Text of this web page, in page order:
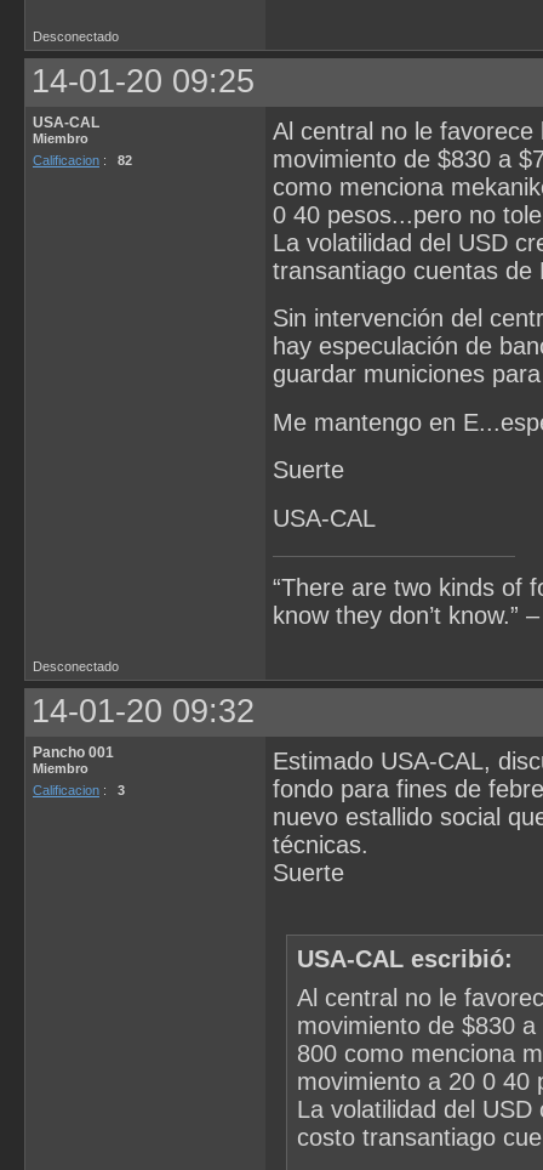
Desconectado
14-01-20 09:25
USA-CAL
Miembro
Calificacion : 82
Al central no le favorece
movimiento de $830 a
como menciona
0 40 pesos...pero no
La volatilidad del USD
transantiago cuentas de
Sin intervención del
hay especulación de
guardar municiones
Me mantengo en
Suerte
USA-CAL
“There are two kinds of
know they don’t know.”
Desconectado
14-01-20 09:32
Pancho 001
Miembro
Calificacion : 3
Estimado USA-CAL,
fondo para fines de
nuevo estallido social
técnicas.
Suerte
USA-CAL escribió:
Al central no le
movimiento de $830
800 como menciona
movimiento a 20 0 40
La volatilidad del
costo transantiago